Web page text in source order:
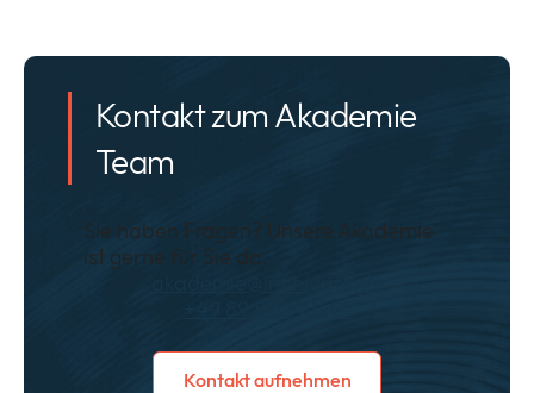
Kontakt zum Akademie
Team
Sie haben Fragen? Unsere Akademie
ist gerne für Sie da.
Kontakt aufnehmen